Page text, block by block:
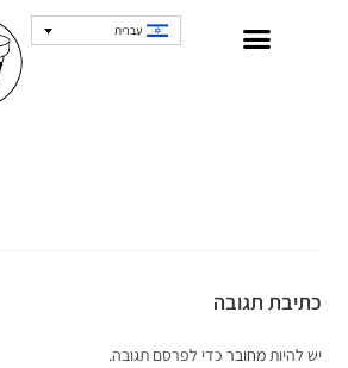
עברית
כתיבת תגובה
יש להיותמחובר כדי לפרסם תגובה.